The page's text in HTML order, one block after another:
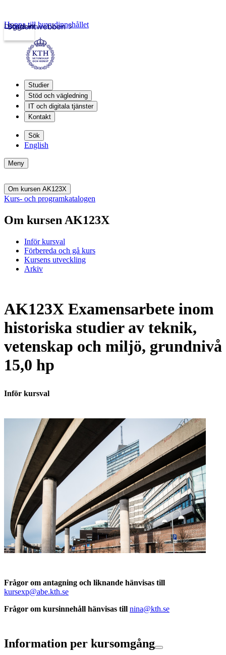
Studentwebben
Logga in
Hoppa till huvudinnehållet
Studier
Stöd och vägledning
IT och digitala tjänster
Kontakt
Sök
English
Meny
Om kursen AK123X
Kurs- och programkatalogen
Om kursen AK123X
Inför kursval
Förbereda och gå kurs
Kursens utveckling
Arkiv
AK123X Examensarbete inom
historiska studier av teknik,
vetenskap och miljö, grundnivå
15,0 hp
Inför kursval
Frågor om antagning och liknande hänvisas till
kursexp@abe.kth.se
Frågor om kursinnehåll hänvisas till nina@kth.se
Information per kursomgång